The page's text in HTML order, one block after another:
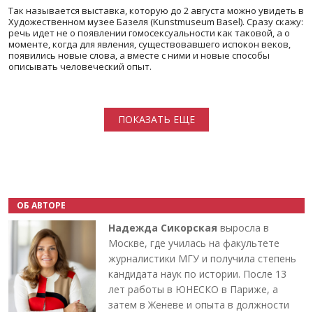
Так называется выставка, которую до 2 августа можно увидеть в
Художественном музее Базеля (Kunstmuseum Basel). Сразу скажу:
речь идет не о появлении гомосексуальности как таковой, а о
моменте, когда для явления, существовавшего испокон веков,
появились новые слова, а вместе с ними и новые способы
описывать человеческий опыт.
ПОКАЗАТЬ ЕЩЕ
ОБ АВТОРЕ
Надежда Сикорская выросла в
Москве, где училась на факультете
журналистики МГУ и получила степень
кандидата наук по истории. После 13
лет работы в ЮНЕСКО в Париже, а
затем в Женеве и опыта в должности